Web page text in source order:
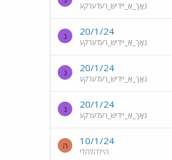
נאָך_אַ_ייִדיש_רעדערקע
20/1/24
נאָך_אַ_ייִדיש_רעדערקע
נ
20/1/24
נאָך_אַ_ייִדיש_רעדערקע
נ
20/1/24
נאָך_אַ_ייִדיש_רעדערקע
נ
10/1/24
הילהלהלי
ה